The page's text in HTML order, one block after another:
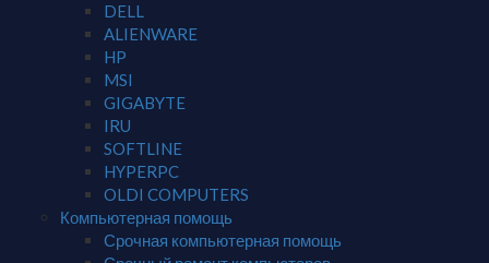
DELL
ALIENWARE
HP
MSI
GIGABYTE
IRU
SOFTLINE
HYPERPC
OLDI COMPUTERS
Компьютерная помощь
Срочная компьютерная помощь